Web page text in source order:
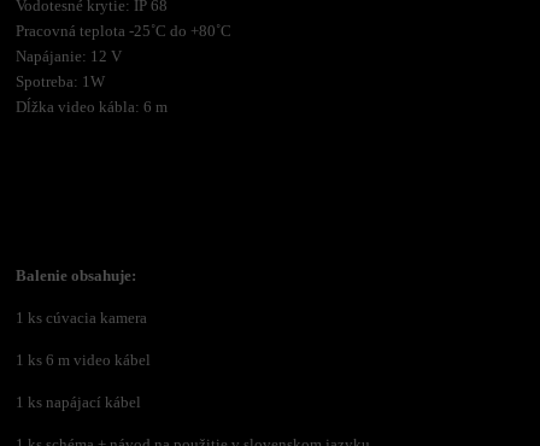
Vodotesné krytie: IP 68
Pracovná teplota -25˚C do +80˚C
Napájanie: 12 V
Spotreba: 1W
Dĺžka video kábla: 6 m
Balenie obsahuje:
1 ks cúvacia kamera
1 ks 6 m video kábel
1 ks napájací kábel